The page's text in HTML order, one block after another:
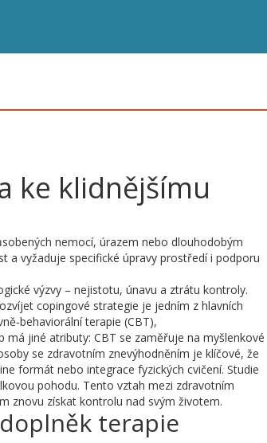
ke klidnějšímu
nemocí, úrazem nebo dlouhodobým
a vyžaduje specifické úpravy prostředí i podporu
výzvy – nejistotu, únavu a ztrátu kontroly.
copingové strategie je jedním z hlavních
terapie (CBT),
má jiné atributy: CBT se zaměřuje na myšlenkové
se zdravotním znevýhodněním je klíčové, že
formát nebo integrace fyzických cvičení. Studie
pohodu. Tento vztah mezi zdravotním
znovu získat kontrolu nad svým životem.
terapie